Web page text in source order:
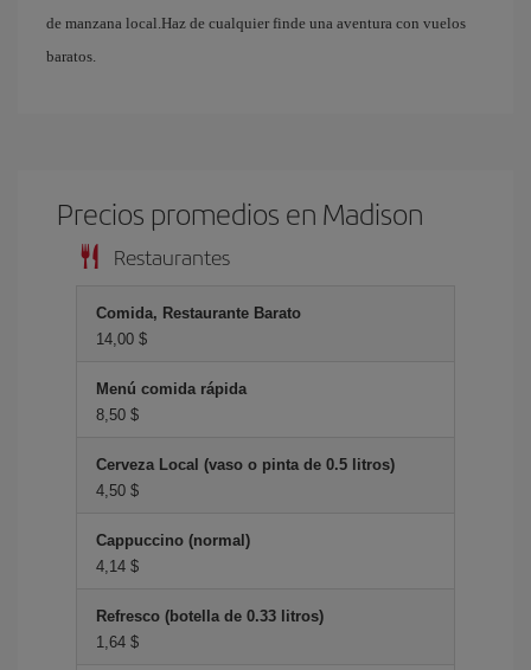
de manzana local.Haz de cualquier finde una aventura con vuelos
baratos.
Precios promedios en Madison
Restaurantes
Comida, Restaurante Barato
14,00 $
Menú comida rápida
8,50 $
Cerveza Local (vaso o pinta de 0.5 litros)
4,50 $
Cappuccino (normal)
4,14 $
Refresco (botella de 0.33 litros)
1,64 $